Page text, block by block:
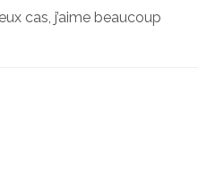
cas, j’aime beaucoup